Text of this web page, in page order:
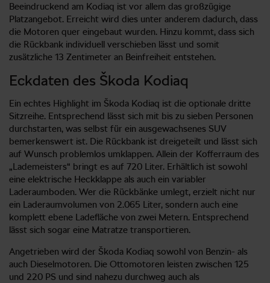
Beeindruckend am Kodiaq ist vor allem das großzügige
Platzangebot. Erreicht wird dies unter anderem dadurch, dass
die Motoren quer eingebaut wurden. Hinzu kommt, dass sich
die Rückbank individuell verschieben lässt und somit
zusätzliche 13 Zentimeter an Beinfreiheit entstehen.
Eckdaten des Škoda Kodiaq
Ein echtes Highlight im Škoda Kodiaq ist die optionale dritte
Sitzreihe. Entsprechend lässt sich mit bis zu sieben Personen
durchstarten, was selbst für ein ausgewachsenes SUV
bemerkenswert ist. Die Rückbank ist dreigeteilt und lässt sich
auf Wunsch problemlos umklappen. Allein der Kofferraum des
„Lademeisters“ bringt es auf 720 Liter. Erhältlich ist sowohl
eine elektrische Heckklappe als auch ein variabler
Laderaumboden. Wer die Rückbänke umlegt, erzielt nicht nur
ein Laderaumvolumen von 2.065 Liter, sondern auch eine
komplett ebene Ladefläche von zwei Metern. Entsprechend
lässt sich sogar eine Matratze transportieren.
Angetrieben wird der Škoda Kodiaq sowohl von Benzin- als
auch Dieselmotoren. Die Ottomotoren leisten zwischen 125
und 220 PS und sind nahezu durchweg auch als